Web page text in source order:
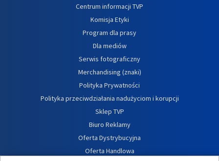
Centrum informacji TVP
Komisja Etyki
Program dla prasy
Dla mediów
Serwis fotograficzny
Merchandising (znaki)
Polityka Prywatności
Polityka przeciwdziałania nadużyciom i korupcji
Sklep TVP
Biuro Reklamy
Oferta Dystrybucyjna
Oferta Handlowa